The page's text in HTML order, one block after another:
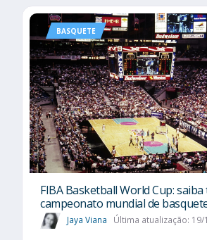
BASQUETE
FIBA Basketball World Cup:
campeonato mundial de
Jaya Viana Última atualização: 19/